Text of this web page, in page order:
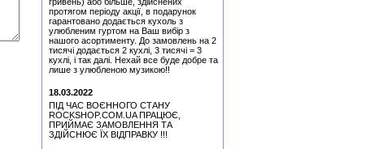
(Міка Тійскя)
Quatro, Suzi - Freedom
(CD)
Медіатор Accept Uwe Lulis
Медіатор Jyrki
Медіатор Uriah Heep - Phil
протягом періоду акції, в подарунок
гарантовано додається кухоль з
улюбленим гуртом на Ваш вибір з
нашого асортименту. До замовлень на 2
тисячі додається 2 кухлі, 3 тисячі = 3
кухлі, і так далі. Нехай все буде добре та
лише з улюбленою музикою!!
18.03.2022
ПІД ЧАС ВОЄННОГО СТАНУ
ROCKSHOP.COM.UA ПРАЦЮЄ,
ПРИЙМАЄ ЗАМОВЛЕННЯ ТА
ЗДІЙСНЮЄ ЇХ ВІДПРАВКУ !!!